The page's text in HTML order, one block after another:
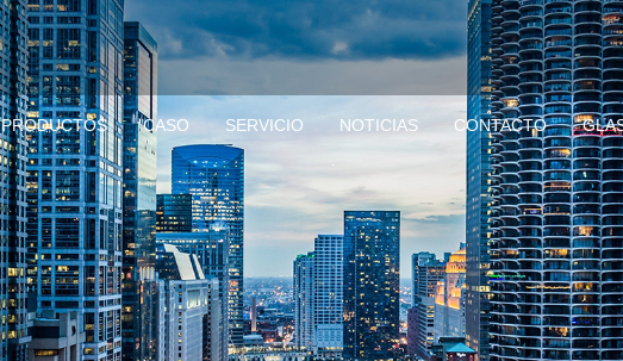
PRODUCTOS CASO SERVICIO NOTICIAS CONTACTO